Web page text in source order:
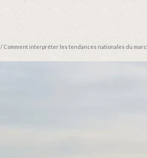
/ Comment interpréter les tendances nationales du